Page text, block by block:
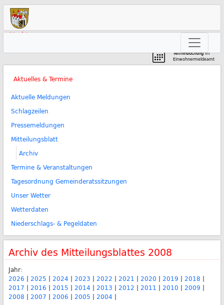
Markt
Terminbuchungim
Einwohnermeldeamt
Aktuelles & Termine
Aktuelle Meldungen
Schlagzeilen
Pressemeldungen
Mitteilungsblatt
Archiv
Termine & Veranstaltungen
Tagesordnung Gemeinderatssitzungen
Unser Wetter
Wetterdaten
Niederschlags- & Pegeldaten
Archiv des Mitteilungsblattes 2008
Jahr:
2026 | 2025 | 2024 | 2023 | 2022 | 2021 | 2020 | 2019 | 2018 |
2017 | 2016 | 2015 | 2014 | 2013 | 2012 | 2011 | 2010 | 2009 |
2008 | 2007 | 2006 | 2005 | 2004 |